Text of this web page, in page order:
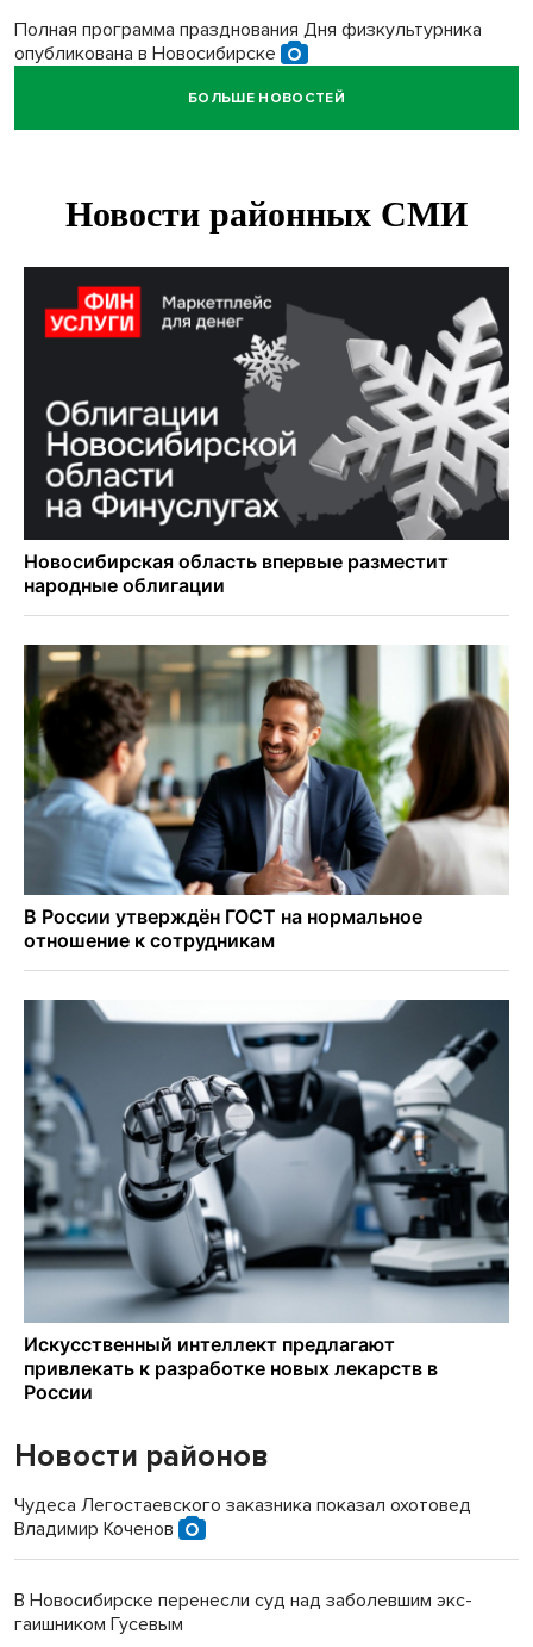
Полная программа празднования Дня физкультурника
опубликована в Новосибирске
Прогноз погоды на 8-9 августа в Новосибирске сделали
Площадки для контроля перегруза начали строить на
Дольщики долгостроя на Титова в Новосибирске
получили ключи от квартир
Доля рыночной ипотеки в России превысила 50% по
итогам июля 2026 года
БОЛЬШЕ НОВОСТЕЙ
Новости районов
Чудеса Легостаевского заказника показал охотовед
Владимир Коченов
В Новосибирске перенесли суд над заболевшим экс-
гаишником Гусевым